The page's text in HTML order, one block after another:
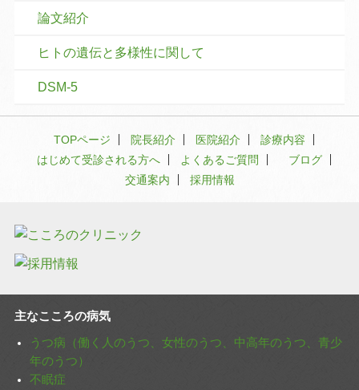
論文紹介
ヒトの遺伝と多様性に関して
DSM-5
TOPページ 院長紹介 医院紹介
診療内容
はじめて受診される方へ
よくあるご質問
ブログ
交通案内
採用情報
主なこころの病気
うつ病（働く人のうつ、女性のうつ、中高年のうつ、青少
年のうつ）
不眠症